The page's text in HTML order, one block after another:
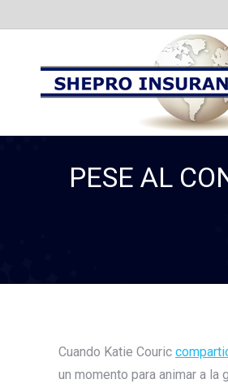
PESE AL
Cuando Katie Couric
un momento para animar a la